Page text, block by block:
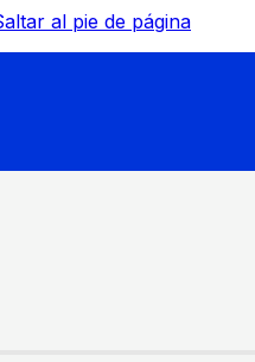
al pie de página